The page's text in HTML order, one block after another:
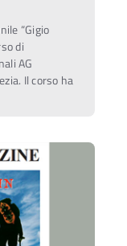
“Gigio
di
AG
Il corso ha